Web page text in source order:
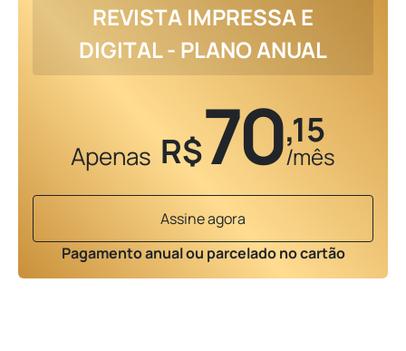
REVISTA IMPRESSA E
DIGITAL - PLANO ANUAL
Apenas R$70,15
/mês
Assine agora
Pagamento anual ou parcelado no cartão